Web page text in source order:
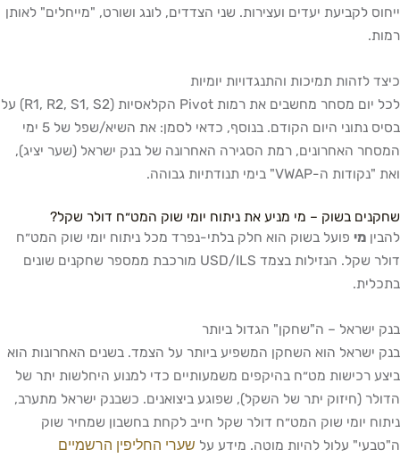
ייחוס לקביעת יעדים ועצירות. שני הצדדים, לונג ושורט, "מייחלים" לאותן
רמות.
כיצד לזהות תמיכות והתנגדויות יומיות
לכל יום מסחר מחשבים את רמות Pivot הקלאסיות (R1, R2, S1, S2) על
בסיס נתוני היום הקודם. בנוסף, כדאי לסמן: את השיא/שפל של 5 ימי
המסחר האחרונים, רמת הסגירה האחרונה של בנק ישראל (שער יציג),
ואת "נקודות ה-VWAP" בימי תנודתיות גבוהה.
שחקנים בשוק – מי מניע את ניתוח יומי שוק המט״ח דולר שקל?
להבין מי פועל בשוק הוא חלק בלתי-נפרד מכל ניתוח יומי שוק המט״ח
דולר שקל. הנזילות בצמד USD/ILS מורכבת ממספר שחקנים שונים
בתכלית.
בנק ישראל – ה"שחקן" הגדול ביותר
בנק ישראל הוא השחקן המשפיע ביותר על הצמד. בשנים האחרונות הוא
ביצע רכישות מט״ח בהיקפים משמעותיים כדי למנוע היחלשות יתר של
הדולר (חיזוק יתר של השקל), שפוגע ביצואנים. כשבנק ישראל מתערב,
ניתוח יומי שוק המט״ח דולר שקל חייב לקחת בחשבון שמחיר שוק
ה"טבעי" עלול להיות מוטה. מידע על שערי החליפין הרשמיים